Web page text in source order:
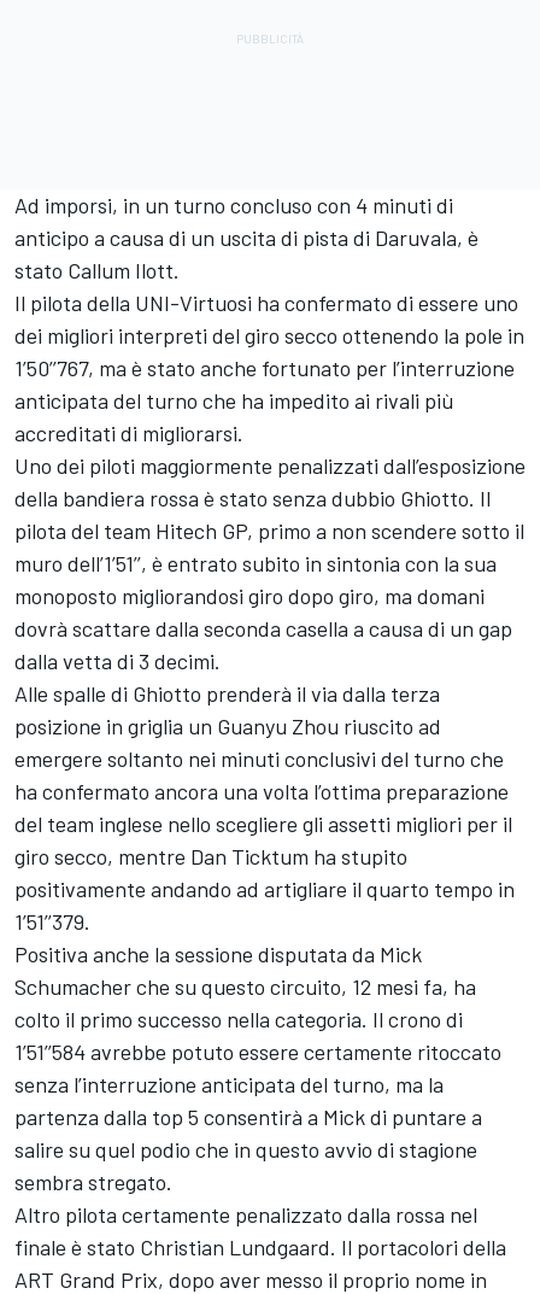
Ad imporsi, in un turno concluso con 4 minuti di
anticipo a causa di un uscita di pista di Daruvala, è
stato Callum Ilott.
Il pilota della UNI-Virtuosi ha confermato di essere uno
dei migliori interpreti del giro secco ottenendo la pole in
1’50’’767, ma è stato anche fortunato per l’interruzione
anticipata del turno che ha impedito ai rivali più
accreditati di migliorarsi.
Uno dei piloti maggiormente penalizzati dall’esposizione
della bandiera rossa è stato senza dubbio Ghiotto. Il
pilota del team Hitech GP, primo a non scendere sotto il
muro dell’1’51’’, è entrato subito in sintonia con la sua
monoposto migliorandosi giro dopo giro, ma domani
dovrà scattare dalla seconda casella a causa di un gap
dalla vetta di 3 decimi.
Alle spalle di Ghiotto prenderà il via dalla terza
posizione in griglia un Guanyu Zhou riuscito ad
emergere soltanto nei minuti conclusivi del turno che
ha confermato ancora una volta l’ottima preparazione
del team inglese nello scegliere gli assetti migliori per il
giro secco, mentre Dan Ticktum ha stupito
positivamente andando ad artigliare il quarto tempo in
1’51’’379.
Positiva anche la sessione disputata da Mick
Schumacher che su questo circuito, 12 mesi fa, ha
colto il primo successo nella categoria. Il crono di
1’51’’584 avrebbe potuto essere certamente ritoccato
senza l’interruzione anticipata del turno, ma la
partenza dalla top 5 consentirà a Mick di puntare a
salire su quel podio che in questo avvio di stagione
sembra stregato.
Altro pilota certamente penalizzato dalla rossa nel
finale è stato Christian Lundgaard. Il portacolori della
ART Grand Prix, dopo aver messo il proprio nome in